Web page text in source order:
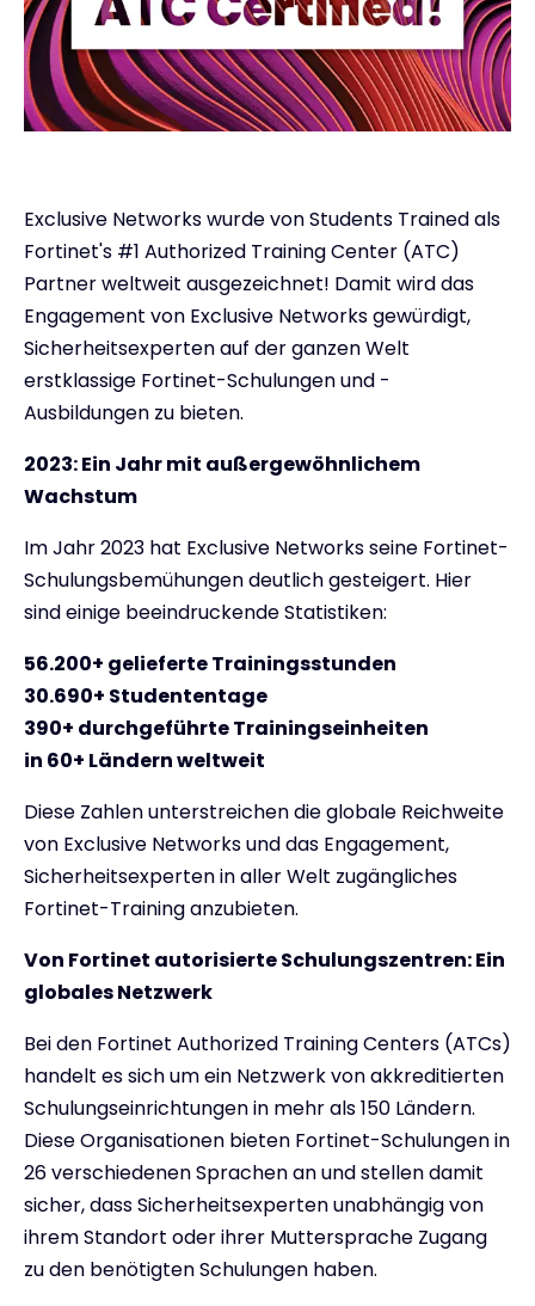
Exclusive Networks wurde von Students Trained als
Fortinet's #1 Authorized Training Center (ATC)
Partner weltweit ausgezeichnet! Damit wird das
Engagement von Exclusive Networks gewürdigt,
Sicherheitsexperten auf der ganzen Welt
erstklassige Fortinet-Schulungen und -
Ausbildungen zu bieten.
2023: Ein Jahr mit außergewöhnlichem
Wachstum
Im Jahr 2023 hat Exclusive Networks seine Fortinet-
Schulungsbemühungen deutlich gesteigert. Hier
sind einige beeindruckende Statistiken:
56.200+ gelieferte Trainingsstunden
30.690+ Studententage
390+ durchgeführte Trainingseinheiten
in 60+ Ländern weltweit
Diese Zahlen unterstreichen die globale Reichweite
von Exclusive Networks und das Engagement,
Sicherheitsexperten in aller Welt zugängliches
Fortinet-Training anzubieten.
Von Fortinet autorisierte Schulungszentren: Ein
globales Netzwerk
Bei den Fortinet Authorized Training Centers (ATCs)
handelt es sich um ein Netzwerk von akkreditierten
Schulungseinrichtungen in mehr als 150 Ländern.
Diese Organisationen bieten Fortinet-Schulungen in
26 verschiedenen Sprachen an und stellen damit
sicher, dass Sicherheitsexperten unabhängig von
ihrem Standort oder ihrer Muttersprache Zugang
zu den benötigten Schulungen haben.